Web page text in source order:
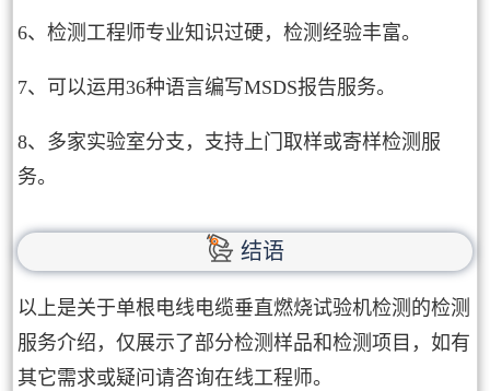
6、检测工程师专业知识过硬，检测经验丰富。
7、可以运用36种语言编写MSDS报告服务。
8、多家实验室分支，支持上门取样或寄样检测服
务。
结语
以上是关于单根电线电缆垂直燃烧试验机检测的检测
服务介绍，仅展示了部分检测样品和检测项目，如有
其它需求或疑问请咨询在线工程师。